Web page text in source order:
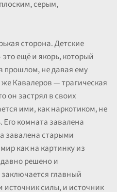
серым,
сторона. Детские
ещё и якорь, который
прошлом, не давая ему
же Кавалеров — трагическая
он застрял в своих
ими, как наркотиком, не
комната завалена
завалена старыми
как на картинку из
решено и
главный
источник силы, и источник